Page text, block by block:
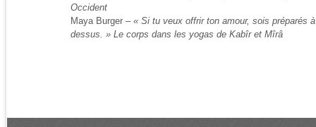
Occident
Maya Burger – « Si tu veux offrir ton amour, sois préparés
dessus. » Le corps dans les yogas de Kabîr et Mîrâ